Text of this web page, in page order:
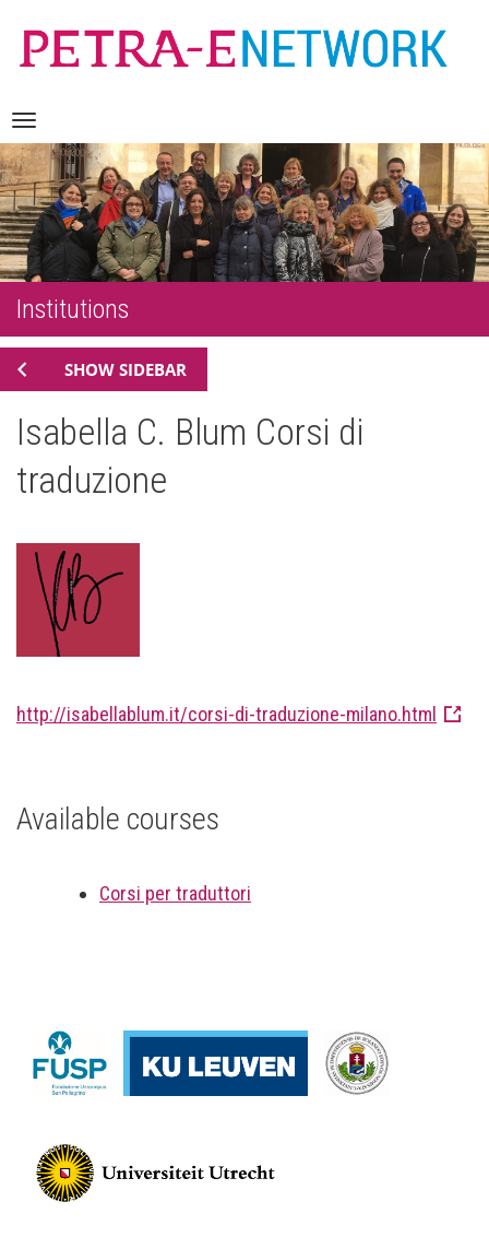
Skip
to
content
Navigation
Institutions
SHOW SIDEBAR
Isabella C. Blum Corsi di
traduzione
http://isabellablum.it/corsi-di-traduzione-milano.html
Available courses
Corsi per traduttori